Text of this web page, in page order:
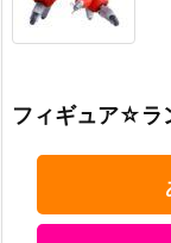
フィギュア☆ラ